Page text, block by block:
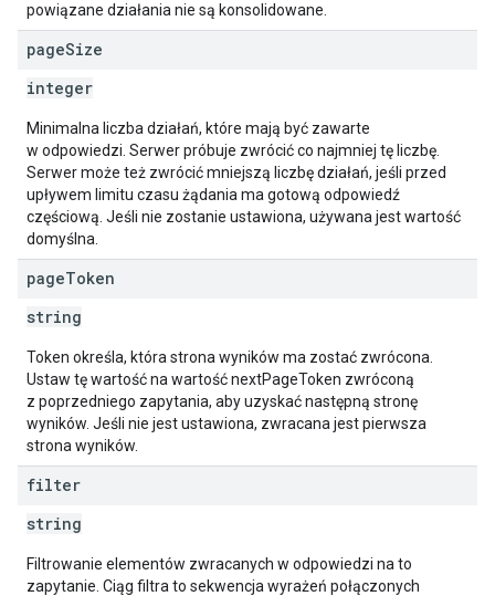
powiązane działania nie są konsolidowane.
pageSize
integer
Minimalna liczba działań, które mają być zawarte
w odpowiedzi. Serwer próbuje zwrócić co najmniej tę liczbę.
Serwer może też zwrócić mniejszą liczbę działań, jeśli przed
upływem limitu czasu żądania ma gotową odpowiedź
częściową. Jeśli nie zostanie ustawiona, używana jest wartość
domyślna.
pageToken
string
Token określa, która strona wyników ma zostać zwrócona.
Ustaw tę wartość na wartość nextPageToken zwróconą
z poprzedniego zapytania, aby uzyskać następną stronę
wyników. Jeśli nie jest ustawiona, zwracana jest pierwsza
strona wyników.
filter
string
Filtrowanie elementów zwracanych w odpowiedzi na to
zapytanie. Ciąg filtra to sekwencja wyrażeń połączonych